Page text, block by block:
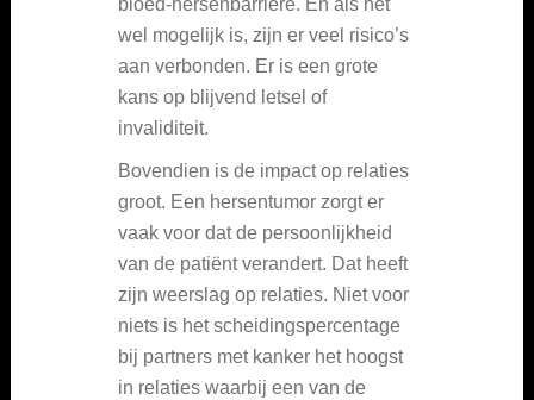
bloed-hersenbarrière. En als het
wel mogelijk is, zijn er veel risico’s
aan verbonden. Er is een grote
kans op blijvend letsel of
invaliditeit.
Bovendien is de impact op relaties
groot. Een hersentumor zorgt er
vaak voor dat de persoonlijkheid
van de patiënt verandert. Dat heeft
zijn weerslag op relaties. Niet voor
niets is het scheidingspercentage
bij partners met kanker het hoogst
in relaties waarbij een van de